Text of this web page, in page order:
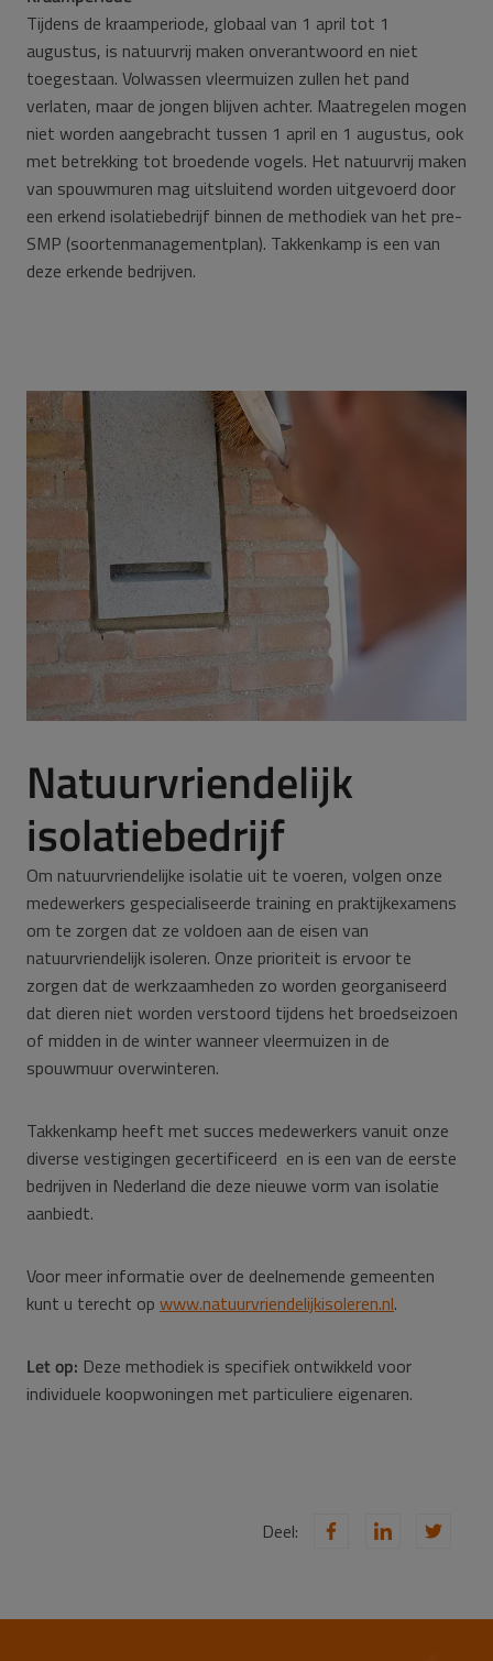
Tijdens de kraamperiode, globaal van 1 april tot 1
augustus, is natuurvrij maken onverantwoord en niet
toegestaan. Volwassen vleermuizen zullen het pand
verlaten, maar de jongen blijven achter. Maatregelen mogen
niet worden aangebracht tussen 1 april en 1 augustus, ook
met betrekking tot broedende vogels. Het natuurvrij maken
van spouwmuren mag uitsluitend worden uitgevoerd door
een erkend isolatiebedrijf binnen de methodiek van het pre-
SMP (soortenmanagementplan). Takkenkamp is een van
deze erkende bedrijven.
Natuurvriendelijk
isolatiebedrijf
Om natuurvriendelijke isolatie uit te voeren, volgen onze
medewerkers gespecialiseerde training en praktijkexamens
om te zorgen dat ze voldoen aan de eisen van
natuurvriendelijk isoleren. Onze prioriteit is ervoor te
zorgen dat de werkzaamheden zo worden georganiseerd
dat dieren niet worden verstoord tijdens het broedseizoen
of midden in de winter wanneer vleermuizen in de
spouwmuur overwinteren.
Takkenkamp heeft met succes medewerkers vanuit onze
diverse vestigingen gecertificeerd en is een van de eerste
bedrijven in Nederland die deze nieuwe vorm van isolatie
aanbiedt.
Voor meer informatie over de deelnemende gemeenten
kunt u terecht op www.natuurvriendelijkisoleren.nl.
Let op: Deze methodiek is specifiek ontwikkeld voor
individuele koopwoningen met particuliere eigenaren.
Deel: